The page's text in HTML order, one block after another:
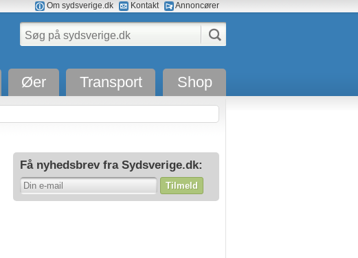
Om sydsverige.dk Kontakt Annoncører
Øer Transport Shop
Få nyhedsbrev fra Sydsverige.dk:
Tilmeld